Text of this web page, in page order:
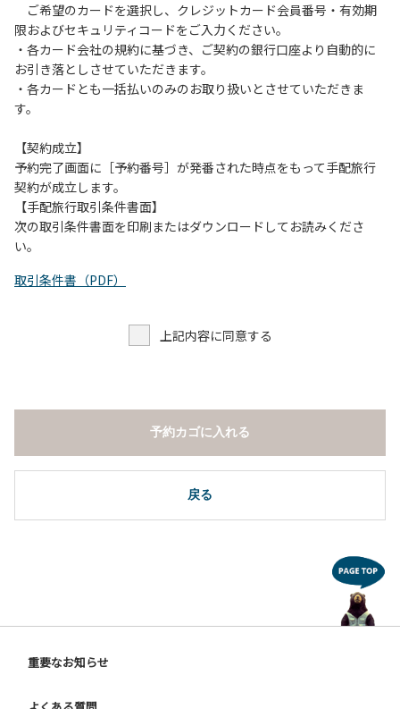
【注意事項】
当キャンプ場のそばを流れる歴舟川は、上流で雨が降ると短
時間で増水し、川原で遊んでいると大変危険な状態になりや
すく、過去にも増水により人が流される事故が数件起きてい
（１）川原にテントやタープを張らない。
（２）雨が降ったときは川原で遊ばない。
（３）カムイコタン公園キャンプ場で雨が降らなくても、上
流で雨が降り急に増水することがあるので、水の濁りに注意
し、濁り始めたときには直ちに川原での遊びを中止する。
（４）キャンプ場の管理者や地元住民から川についての注意
ご希望のカードを選択し、クレジットカード会員番号・有効期
限およびセキュリティコードをご入力ください。
・各カード会社の規約に基づき、ご契約の銀行口座より自動的に
お引き落としさせていただきます。
・各カードとも一括払いのみのお取り扱いとさせていただきま
す。
【契約成立】
予約完了画面に［予約番号］が発番された時点をもって手配旅行
契約が成立します。
【手配旅行取引条件書面】
次の取引条件書面を印刷またはダウンロードしてお読みくださ
い。
取引条件書（PDF）
上記内容に同意する
戻る
予約カゴに入れる
重要なお知らせ